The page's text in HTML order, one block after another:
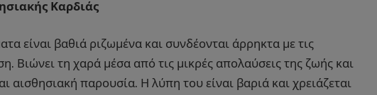
Καρδιάς
είναι βαθιά ριζωμένα και συνδέονται άρρηκτα με τις
Βιώνει τη χαρά μέσα από τις μικρές απολαύσεις της ζωής και
αισθησιακή παρουσία. Η λύπη του είναι βαριά και χρειάζεται